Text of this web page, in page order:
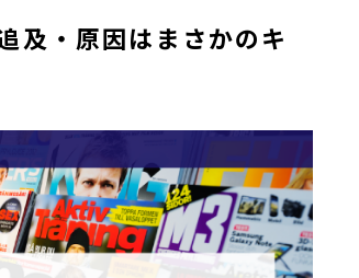
及・原因はまさかのキ